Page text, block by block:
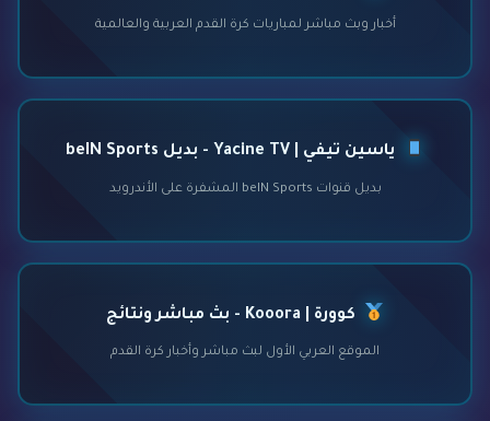
أخبار وبث مباشر لمباريات كرة القدم العربية والعالمية
ياسين تيفي | Yacine TV - بديل beIN Sports
بديل قنوات beIN Sports المشفرة على الأندرويد
كوورة | Kooora - بث مباشر ونتائج
الموقع العربي الأول لبث مباشر وأخبار كرة القدم